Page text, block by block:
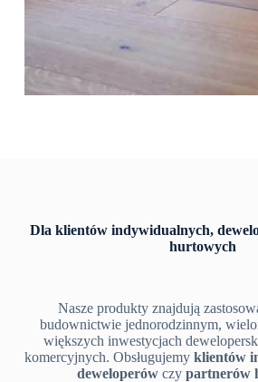
Dla klientów indywidualnych,
hurtowych
Nasze produkty znajdują
budownictwie jednorodzinnym,
większych inwestycjach
komercyjnych. Obsługujemyklientów
deweloperówczy partnerów